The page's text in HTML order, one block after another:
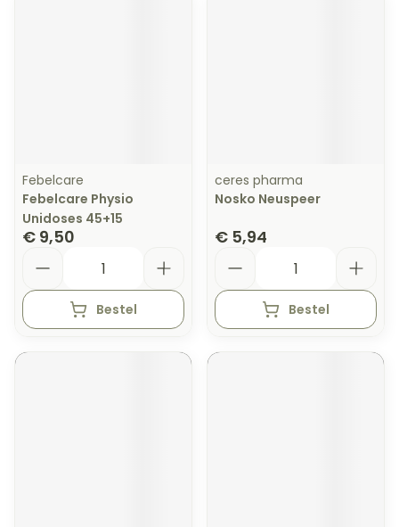
Febelcare
Febelcare Physio
Unidoses 45+15
€ 9,50
Bestel
ceres pharma
Nosko Neuspeer
€ 5,94
Bestel